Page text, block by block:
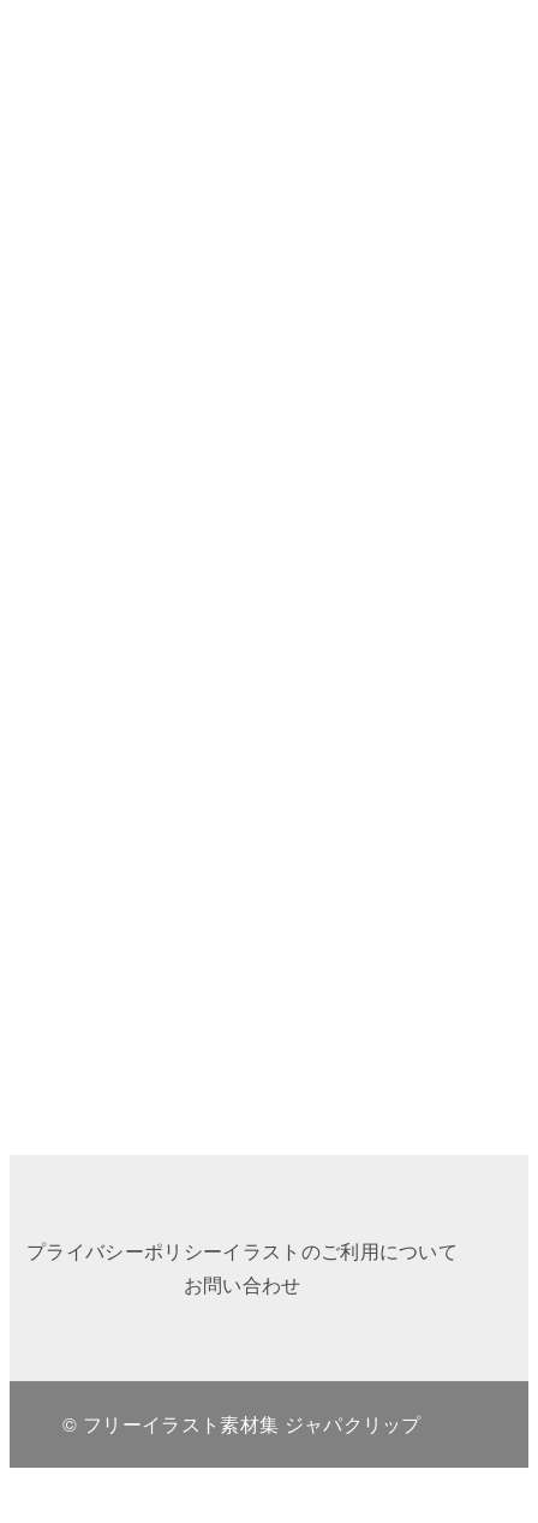
プライバシーポリシーイラストのご利用について
お問い合わせ
© フリーイラスト素材集 ジャパクリップ